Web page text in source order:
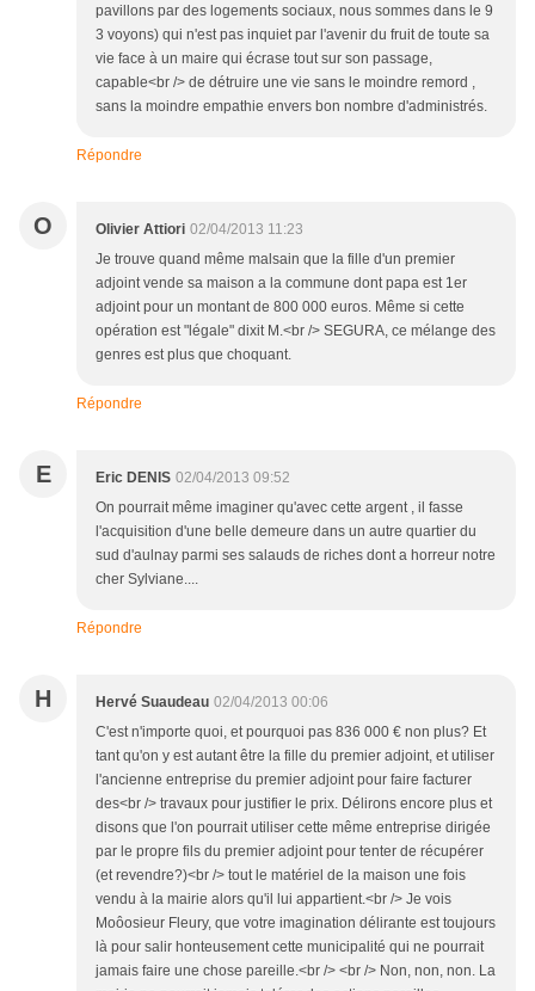
pavillons par des logements sociaux, nous sommes dans le 9
3 voyons) qui n'est pas inquiet par l'avenir du fruit de toute sa
vie face à un maire qui écrase tout sur son passage,
capable<br /> de détruire une vie sans le moindre remord ,
sans la moindre empathie envers bon nombre d'administrés.
Répondre
O Olivier Attiori 02/04/2013 11:23
Je trouve quand même malsain que la fille d'un premier
adjoint vende sa maison a la commune dont papa est 1er
adjoint pour un montant de 800 000 euros. Même si cette
opération est "légale" dixit M.<br /> SEGURA, ce mélange des
genres est plus que choquant.
Répondre
E Eric DENIS 02/04/2013 09:52
On pourrait même imaginer qu'avec cette argent , il fasse
l'acquisition d'une belle demeure dans un autre quartier du
sud d'aulnay parmi ses salauds de riches dont a horreur notre
cher Sylviane....
Répondre
H Hervé Suaudeau 02/04/2013 00:06
C'est n'importe quoi, et pourquoi pas 836 000 € non plus? Et
tant qu'on y est autant être la fille du premier adjoint, et utiliser
l'ancienne entreprise du premier adjoint pour faire facturer
des<br /> travaux pour justifier le prix. Délirons encore plus et
disons que l'on pourrait utiliser cette même entreprise dirigée
par le propre fils du premier adjoint pour tenter de récupérer
(et revendre?)<br /> tout le matériel de la maison une fois
vendu à la mairie alors qu'il lui appartient.<br /> Je vois
Moôosieur Fleury, que votre imagination délirante est toujours
là pour salir honteusement cette municipalité qui ne pourrait
jamais faire une chose pareille.<br /> <br /> Non, non, non. La